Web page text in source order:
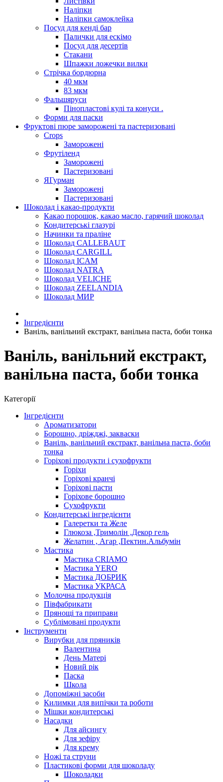
Наліпки
Наліпки самоклейка
Посуд для кенді бар
Палички для ескімо
Посуд для десертів
Стакани
Шпажки ложечки вилки
Стрічка бордюрна
40 мкм
83 мкм
Фальшяруси
Пінопластові кулі та конуси .
Форми для паски
Фруктові пюре заморожені та пастеризовані
Crops
Заморожені
Фрутіленд
Заморожені
Пастеризовані
ЯГурман
Заморожені
Пастеризовані
Шоколад і какао-продукти
Какао порошок, какао масло, гарячий шоколад
Кондитерські глазурі
Начинки та праліне
Шоколад CALLEBAUT
Шоколад CARGILL
Шоколад ICAM
Шоколад NATRA
Шоколад VELICHE
Шоколад ZEELANDIA
Шоколад МИР
Інгредієнти
Ваніль, ванільний екстракт, ванільна паста, боби тонка
Ваніль, ванільний екстракт,
ванільна паста, боби тонка
Категорії
Інгредієнти
Ароматизатори
Борошно, дріжджі, закваски
Ваніль, ванільний екстракт, ванільна паста, боби
тонка
Горіхові продукти і сухофрукти
Горіхи
Горіхові кранчі
Горіхові пасти
Горіхове борошно
Сухофрукти
Кондитерські інгредієнти
Галеретки та Желе
Глюкоза ,Тримолін ,Декор гель
Желатин , Агар ,Пектин.Альбумін
Мастика
Мастика CRIAMO
Мастика YERO
Мастика ДОБРИК
Мастика УКРАСА
Молочна продукція
Півфабрикати
Прянощі та приправи
Сублімовані продукти
Інструменти
Вирубки для пряників
Валентина
День Матері
Новий рік
Паска
Школа
Допоміжні засоби
Килимки для випічки та роботи
Мішки кондитерські
Насадки
Для айсингу
Для зефіру
Для крему
Ножі та струни
Пластикові форми для шоколаду
Шоколадки